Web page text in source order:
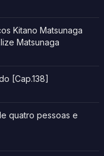
Kitano Matsunaga
Matsunaga
[Cap.138]
quatro pessoas e